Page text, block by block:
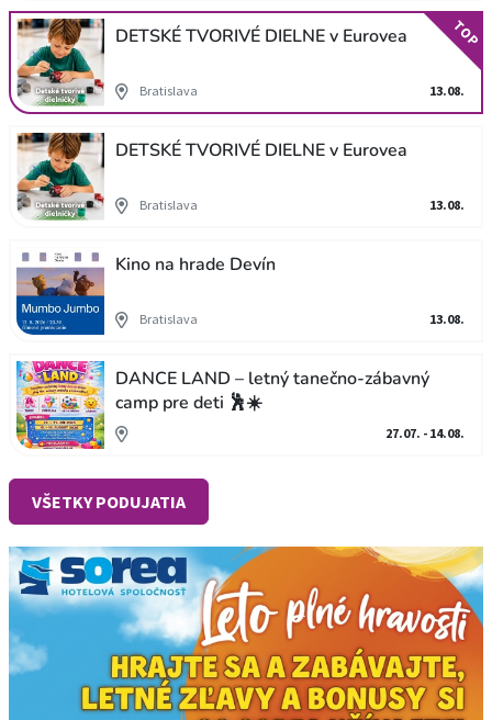
DETSKÉ TVORIVÉ DIELNE v Eurovea
Bratislava 13.08.
TOP
DETSKÉ TVORIVÉ DIELNE v Eurovea
Bratislava 13.08.
Kino na hrade Devín
Bratislava 13.08.
DANCE LAND – letný tanečno-zábavný
camp pre deti 🕺☀️
27.07. - 14.08.
VŠETKY PODUJATIA